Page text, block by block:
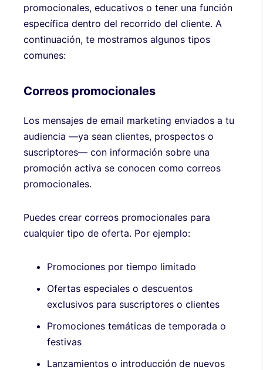
promocionales, educativos o tener una función
específica dentro del recorrido del cliente. A
continuación, te mostramos algunos tipos
comunes:
Correos promocionales
Los mensajes de email marketing enviados a tu
audiencia —ya sean clientes, prospectos o
suscriptores— con información sobre una
promoción activa se conocen como correos
promocionales.
Puedes crear correos promocionales para
cualquier tipo de oferta. Por ejemplo:
Promociones por tiempo limitado
Ofertas especiales o descuentos
exclusivos para suscriptores o clientes
Promociones temáticas de temporada o
festivas
Lanzamientos o introducción de nuevos